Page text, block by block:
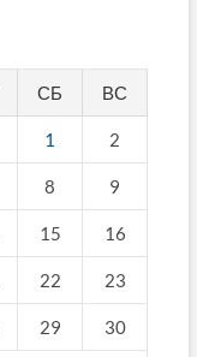
СБ ВС
1 2
8 9
15 16
22 23
29 30